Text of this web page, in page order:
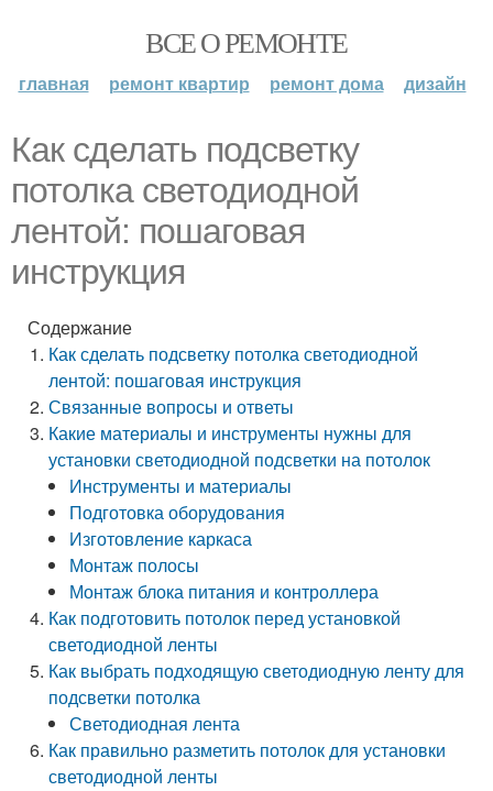
ВСЕ О РЕМОНТЕ
главная ремонт квартир ремонт дома дизайн
Как сделать подсветку
потолка светодиодной
лентой: пошаговая
инструкция
Содержание
Как сделать подсветку потолка светодиодной
лентой: пошаговая инструкция
Связанные вопросы и ответы
Какие материалы и инструменты нужны для
установки светодиодной подсветки на потолок
Инструменты и материалы
Подготовка оборудования
Изготовление каркаса
Монтаж полосы
Монтаж блока питания и контроллера
Как подготовить потолок перед установкой
светодиодной ленты
Как выбрать подходящую светодиодную ленту для
подсветки потолка
Светодиодная лента
Как правильно разметить потолок для установки
светодиодной ленты